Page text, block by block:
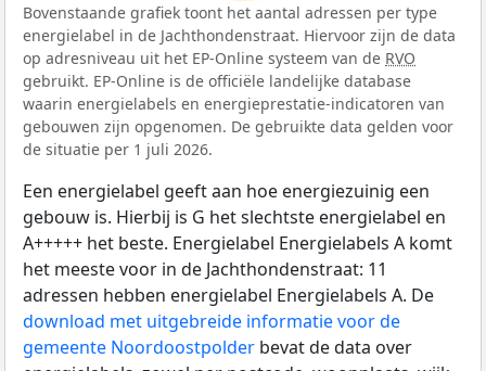
Bovenstaande grafiek toont het aantal adressen per type
energielabel in de Jachthondenstraat. Hiervoor zijn de data
op adresniveau uit het EP-Online systeem van de RVO
gebruikt. EP-Online is de officiële landelijke database
waarin energielabels en energieprestatie-indicatoren van
gebouwen zijn opgenomen. De gebruikte data gelden voor
de situatie per 1 juli 2026.
Een energielabel geeft aan hoe energiezuinig een
gebouw is. Hierbij is G het slechtste energielabel en
A+++++ het beste. Energielabel Energielabels A komt
het meeste voor in de Jachthondenstraat: 11
adressen hebben energielabel Energielabels A. De
download met uitgebreide informatie voor de
gemeente Noordoostpolder bevat de data over